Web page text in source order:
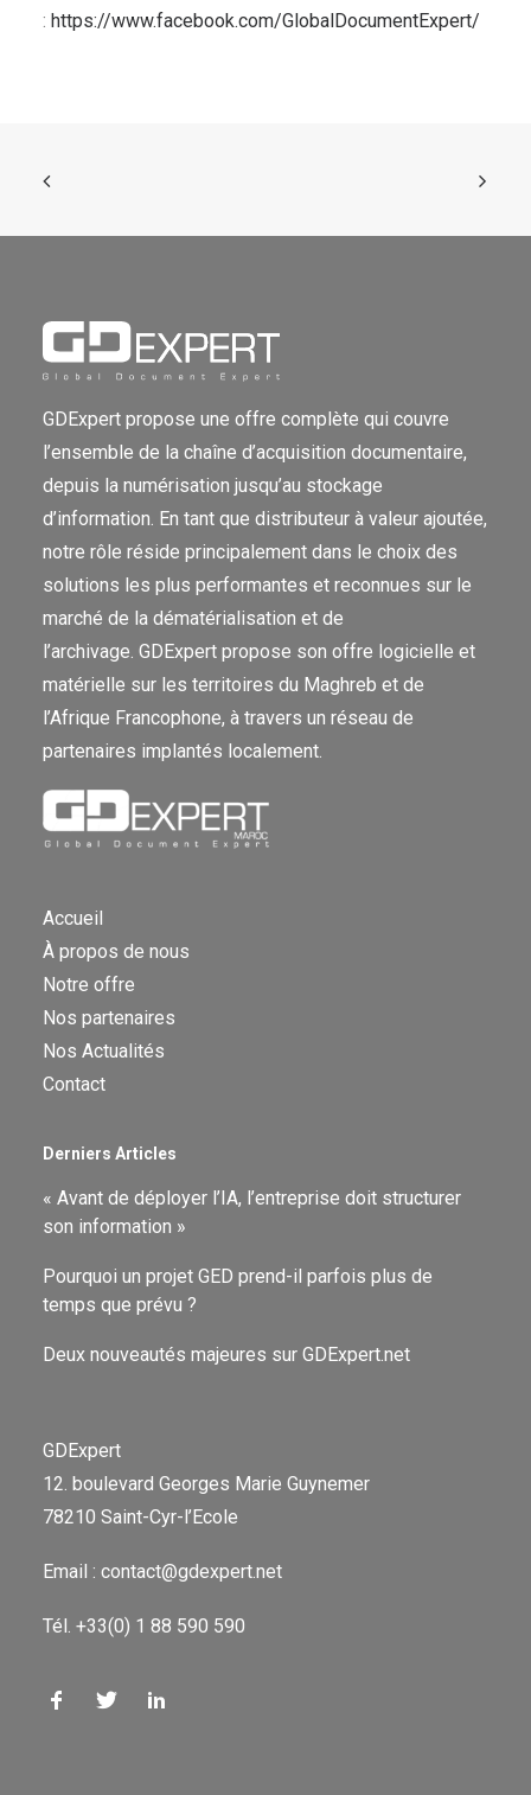
: https://www.facebook.com/GlobalDocumentExpert/
GDExpert propose une offre complète qui couvre
l’ensemble de la chaîne d’acquisition documentaire,
depuis la numérisation jusqu’au stockage
d’information. En tant que distributeur à valeur ajoutée,
notre rôle réside principalement dans le choix des
solutions les plus performantes et reconnues sur le
marché de la dématérialisation et de
l’archivage. GDExpert propose son offre logicielle et
matérielle sur les territoires du Maghreb et de
l’Afrique Francophone, à travers un réseau de
partenaires implantés localement.
Accueil
À propos de nous
Notre offre
Nos partenaires
Nos Actualités
Contact
Derniers Articles
« Avant de déployer l’IA, l’entreprise doit structurer
son information »
Pourquoi un projet GED prend-il parfois plus de
temps que prévu ?
Deux nouveautés majeures sur GDExpert.net
GDExpert
12. boulevard Georges Marie Guynemer
78210 Saint-Cyr-l’Ecole
Email : contact@gdexpert.net
Tél. +33(0) 1 88 590 590